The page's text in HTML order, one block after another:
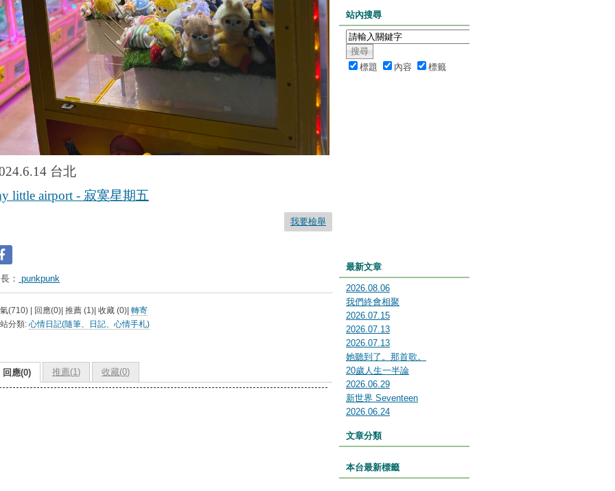
台北
little airport - 寂寞星期五
我要檢舉
： punkpunk
(710) | 回應(0)| 推薦 (1)| 收藏 (0)| 轉寄
分類: 心情日記(隨筆、日記、心情手札)
回應(0) 推薦(1) 收藏(0)
站內搜尋
標題 內容 標籤
最新文章
2026.08.06
我們終會相聚
2026.07.15
2026.07.13
2026.07.13
她聽到了。那首歌。
20歲人生一半論
2026.06.29
新世界 Seventeen
2026.06.24
文章分類
本台最新標籤